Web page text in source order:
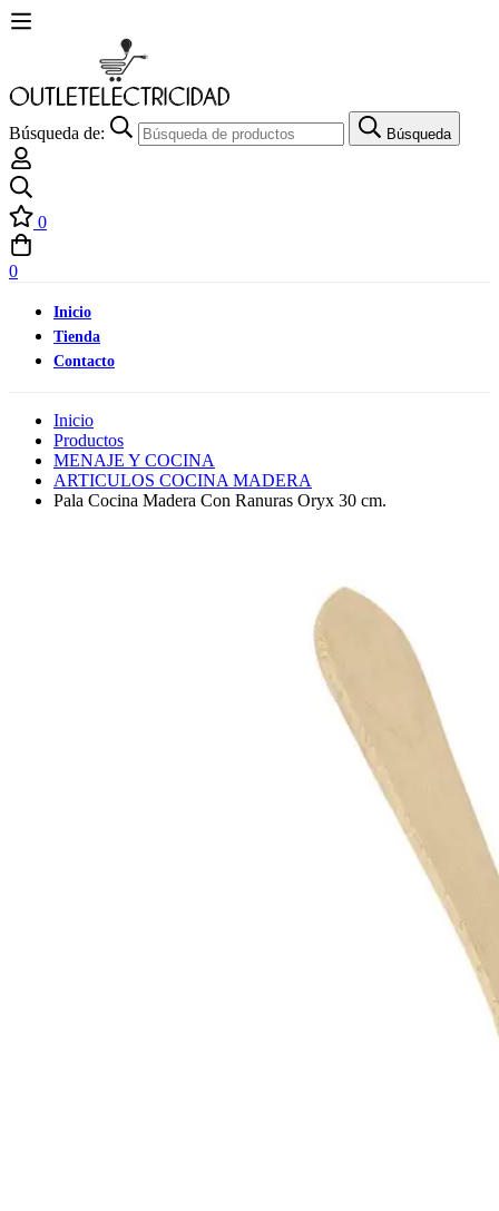
Búsqueda de: Búsqueda
0
0
Inicio
Tienda
Contacto
Inicio
Productos
MENAJE Y COCINA
ARTICULOS COCINA MADERA
Pala Cocina Madera Con Ranuras Oryx 30 cm.